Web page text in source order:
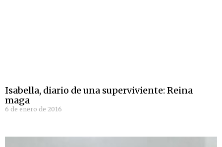
Isabella, diario de una superviviente: Reina
maga
6 de enero de 2016